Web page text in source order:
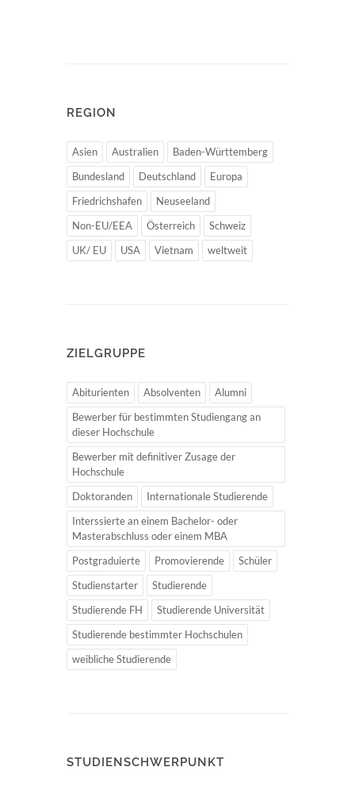
REGION
Asien Australien
Baden-Württemberg
Bundesland
Deutschland
Europa
Friedrichshafen
Neuseeland
Non-EU/EEA
Österreich
Schweiz
UK/ EU
USA Vietnam weltweit
ZIELGRUPPE
Abiturienten Absolventen
Alumni
Bewerber für bestimmten Studiengang an
dieser Hochschule
Bewerber mit definitiver Zusage der
Hochschule
Doktoranden
Internationale Studierende
Interssierte an einem Bachelor- oder
Masterabschluss oder einem MBA
Postgraduierte
Promovierende
Schüler
Studienstarter
Studierende
Studierende FH
Studierende Universität
Studierende bestimmter Hochschulen
weibliche Studierende
STUDIENSCHWERPUNKT